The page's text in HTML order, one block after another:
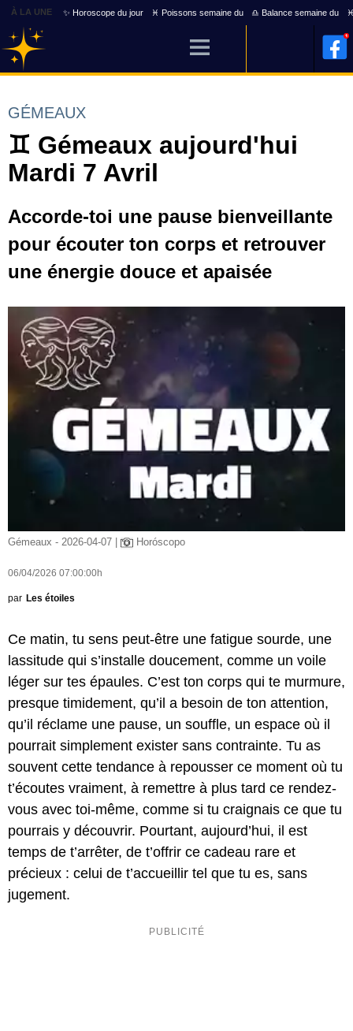
À LA UNE ✨ Horoscope du jour ♓ Poissons semaine du ♎ Balance semaine du
GÉMEAUX
♊ Gémeaux aujourd'hui
Mardi 7 Avril
Accorde-toi une pause bienveillante
pour écouter ton corps et retrouver
une énergie douce et apaisée
Gémeaux - 2026-04-07 | Horóscopo
06/04/2026 07:00:00h
par Les étoiles
Ce matin, tu sens peut-être une fatigue sourde, une
lassitude qui s’installe doucement, comme un voile
léger sur tes épaules. C’est ton corps qui te murmure,
presque timidement, qu’il a besoin de ton attention,
qu’il réclame une pause, un souffle, un espace où il
pourrait simplement exister sans contrainte. Tu as
souvent cette tendance à repousser ce moment où tu
t’écoutes vraiment, à remettre à plus tard ce rendez-
vous avec toi-même, comme si tu craignais ce que tu
pourrais y découvrir. Pourtant, aujourd’hui, il est
temps de t’arrêter, de t’offrir ce cadeau rare et
précieux : celui de t’accueillir tel que tu es, sans
jugement.